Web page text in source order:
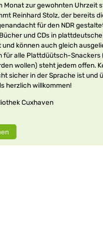
Monat zur gewohnten Uhrzeit
Reinhard Stolz, der bereits
für den NDR
und CDs in
können auch gleich
für alle Plattdüütsch-Snackers
wollen) steht jedem offen.
sicher in der Sprache ist und
herzlich willkommen!
Cuxhaven